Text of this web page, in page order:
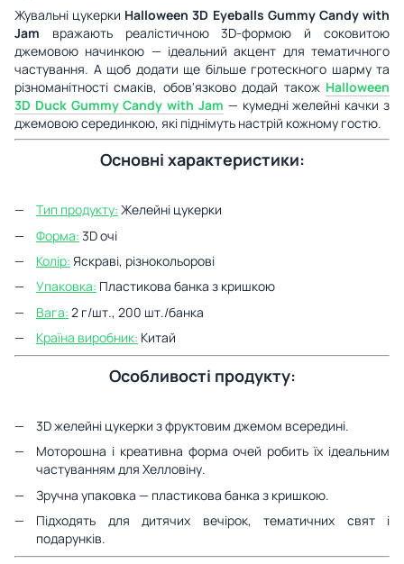
Жувальні цукерки Halloween 3D Eyeballs Gummy Candy with
Jam вражають реалістичною 3D-формою й соковитою
джемовою начинкою — ідеальний акцент для тематичного
частування. А щоб додати ще більше гротескного шарму та
різноманітності смаків, обов'язково додай також Halloween
3D Duck Gummy Candy with Jam — кумедні желейні качки з
джемовою серединкою, які піднімуть настрій кожному гостю.
Основні характеристики:
Тип продукту: Желейні цукерки
Форма: 3D очі
Колір: Яскраві, різнокольорові
Упаковка: Пластикова банка з кришкою
Вага: 2 г/шт., 200 шт./банка
Країна виробник: Китай
Особливості продукту:
3D желейні цукерки з фруктовим джемом всередині.
Моторошна і креативна форма очей робить їх ідеальним
частуванням для Хелловіну.
Зручна упаковка — пластикова банка з кришкою.
Підходять для дитячих вечірок, тематичних свят і
подарунків.